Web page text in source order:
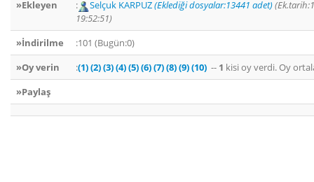
»Ekleyen
: Selçuk KARPUZ(Eklediği dosyalar:13441 adet)
19:52:51)
»İndirilme
:101 (Bugün:0)
»Oy verin
:(1)(2)(3)(4)(5)(6)(7)(8)(9)(10) -- 1 kisi oy verdi. Oy
»Paylaş